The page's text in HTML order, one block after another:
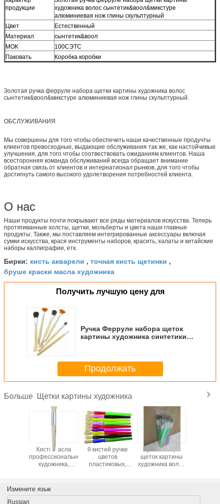
продукции
художника волос сынтетик&воол&микстуре
алюминиевая нож глины скульптурный
Цвет
Естественный
Материал
сынтетик&воол
МОК
100СЭТС
Паковать
Коробка коробки
Золотая ручка ферруле набора щетки картины художника волос
сынтетик&воол&микстуре алюминиевая нож глины скульптурный.
ОБСЛУЖИВАНИЯ
Мы совершены для того чтобы обеспечить наши качественные продучты
клиентов превосходные, выдающие обслуживания так же, как настойчивые
улучшения, для того чтобы соотвествовать ожиданиям клиентов. Наша
всесторонняя команда обслуживаний всегда обращает внимание
обратная связь от клиентов и интернатионал рынков, для того чтобы
достигнуть самого высокого удолетворения потребностей клиента.
О нас
Наши продукты почти покрывают все ряды материалов искусства. Теперь
протягиванные холсты, щетки, мольберты и цвета наши главные
продукты. Также, мы поставляем интегрированные аксессуары включая
сумки искусства, крася инструменты наборов, красить, халаты и китайские
наборы каллиграфии, етк.
Бирки: кисть акварели , точная кисть щетинки ,
бруше краски масла художника
Получить лучшую цену для
Ручка Ферруле набора щеток
картины художника синтетики &
Продолжать
Больше Щетки картины художника
-
Кисти масла
профессионального
художника,
щетинки для
студентов
9 кистей ручки
цветов
пластиковых,
доступный
Ручка набора
щеток картины
художника волос
Измените язык
Russian